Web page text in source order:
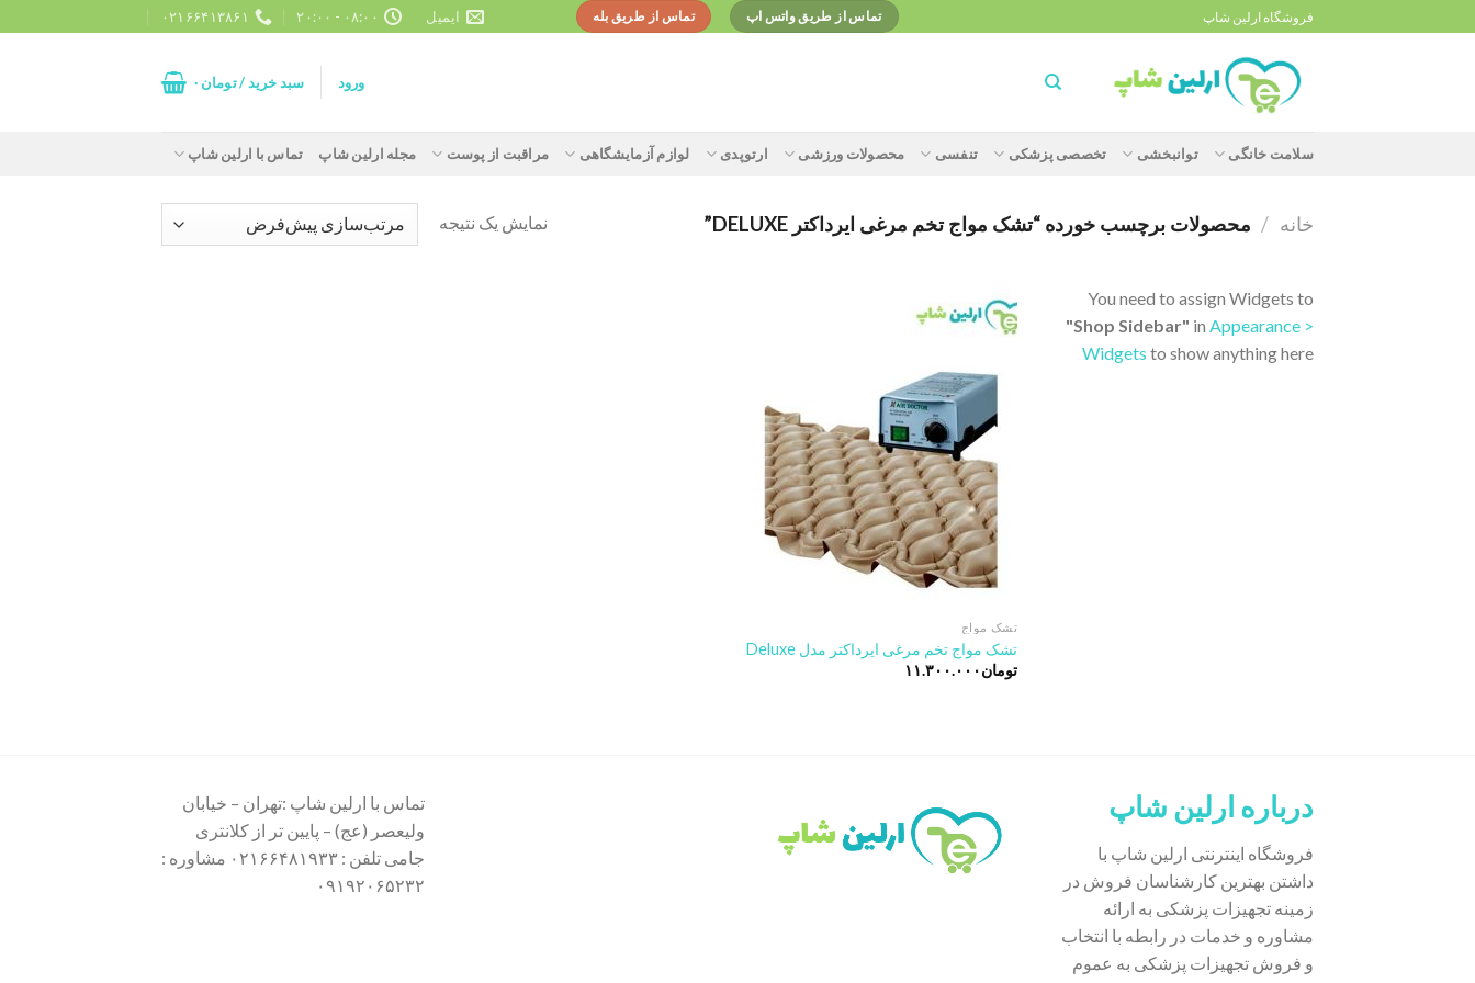
to
فروشگاه ارلین شاپ تماس از طریق واتس اپ تماس از طریق بله ایمیل ۰۸:۰۰ - ۲۰:۰۰ ۰۲۱۶۶۴۱۳۸۶۱
ورود سبد خرید /تومان ۰
سلامت خانگی توانبخشی تخصصی پزشکی تنفسی محصولات ورزشی ارتوپدی لوازم آزمایشگاهی مراقبت از پوست مجله ارلین شاپ تماس با ارلین شاپ
خانه / محصولات برچسب خورده “تشک مواج تخم مرغی ایرداکتر DELUXE” نمایش یک نتیجه
You need to assign Widgets to
"Shop Sidebar" in Appearance >
Widgets to show anything here
تشک مواج
تشک مواج تخم مرغی ایرداکتر مدل Deluxe
تومان۱۱.۳۰۰.۰۰۰
درباره ارلین شاپ
فروشگاه اینترنتی ارلین شاپ با
داشتن بهترین کارشناسان فروش در
زمینه تجهیزات پزشکی به ارائه
مشاوره و خدمات در رابطه با انتخاب
و فروش تجهیزات پزشکی به عموم
تماس با ارلین شاپ :تهران – خیابان
ولیعصر (عج) – پایین تر از کلانتری
جامی تلفن : ۰۲۱۶۶۴۸۱۹۳۳ مشاوره :
۰۹۱۹۲۰۶۵۲۳۲